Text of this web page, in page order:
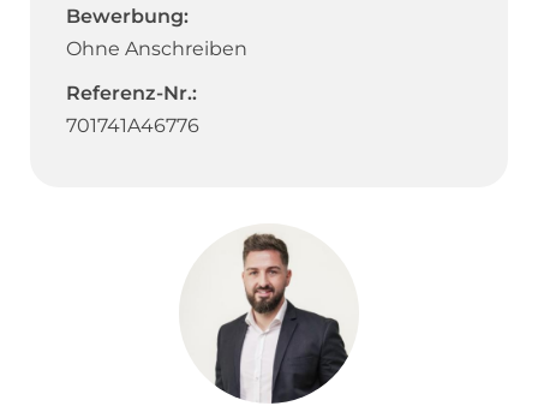
Bewerbung:
Ohne Anschreiben
Referenz-Nr.:
701741A46776